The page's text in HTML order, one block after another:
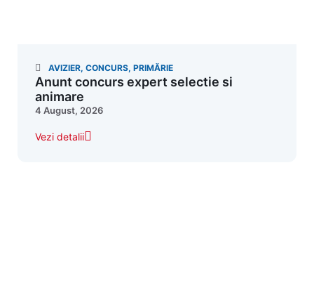
AVIZIER, CONCURS, PRIMĂRIE
Anunt concurs expert selectie si
animare
4 August, 2026
Vezi detalii